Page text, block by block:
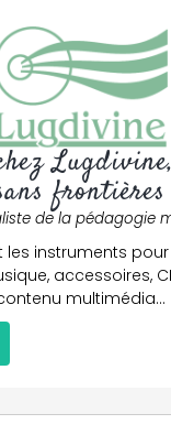
frontières
de la pédagogie
les instruments
accessoires,
multimédia…